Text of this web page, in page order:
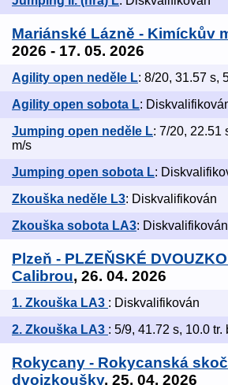
Mariánské Lázně - Kimíckův
2026 - 17. 05. 2026
Agility open neděle L: 8/20, 31.57 s,
Agility open sobota L:
Jumping open neděle L: 7/20, 22.51
m/s
Jumping open sobota L:
Zkouška neděle L3: Diskvalifikován
Zkouška sobota LA3: Diskvalifikován
Plzeň - PLZEŇSKÉ
Calibrou, 26. 04. 2026
1. Zkouška LA3 : Diskvalifikován
2. Zkouška LA3 : 5/9, 41.72 s, 10.0 tr.
Rokycany - Rokycanská
dvojzkoušky, 25. 04. 2026